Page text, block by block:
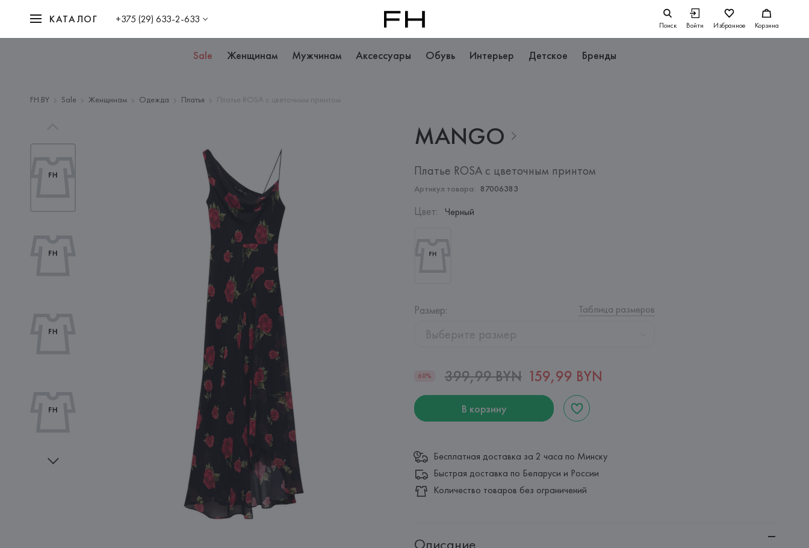
КАТАЛОГ +375 (29) 633-2-633 Поиск Войти Избранное Корзина
Sale Женщинам Мужчинам Аксессуары Обувь Интерьер Детское Бренды
FH.BY Sale Женщинам Одежда Платья Платье ROSA с цветочным принтом
MANGO
Платье ROSA с цветочным принтом
Артикул товара: 87006383
Цвет: Черный
Размер: Таблица размеров
Выберите размер
60% 399,99 BYN 159,99 BYN
В корзину
Бесплатная доставка за 2 часа по Минску
Быстрая доставка по Беларуси и России
Количество товаров без ограничений
Описание